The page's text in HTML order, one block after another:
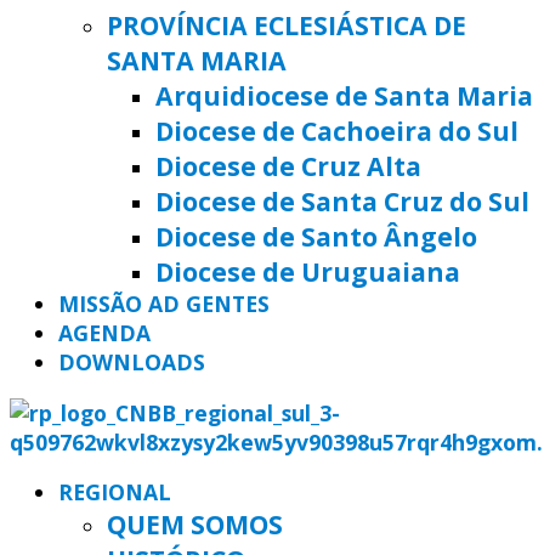
PROVÍNCIA ECLESIÁSTICA DE
SANTA MARIA
Arquidiocese de Santa Maria
Diocese de Cachoeira do Sul
Diocese de Cruz Alta
Diocese de Santa Cruz do Sul
Diocese de Santo Ângelo
Diocese de Uruguaiana
MISSÃO AD GENTES
AGENDA
DOWNLOADS
REGIONAL
QUEM SOMOS